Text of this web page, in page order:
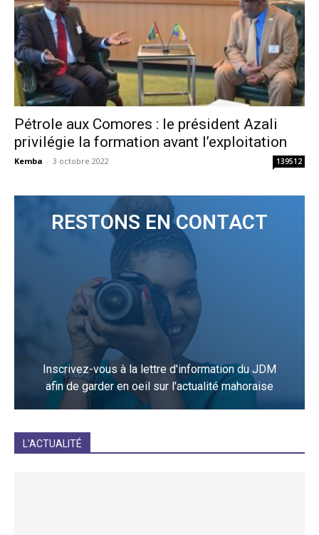
Pétrole aux Comores : le président Azali
privilégie la formation avant l’exploitation
Kemba - 3 octobre 2022 139512
RESTONS EN CONTACT
Inscrivez-vous à la lettre d'information du JDM
afin de garder en oeil sur l'actualité mahoraise
L'ACTUALITÉ